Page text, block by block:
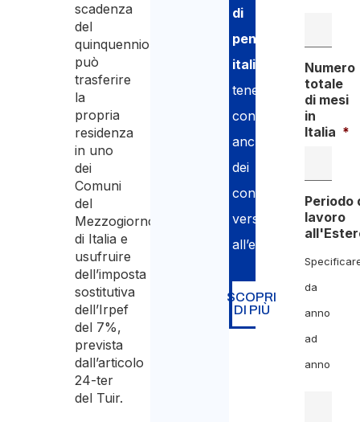
scadenza
del
quinquennio,
può
trasferire
la
propria
residenza
in uno
dei
Comuni
del
Mezzogiorno
di Italia e
usufruire
dell’imposta
sostitutiva
dell’Irpef
del 7%,
prevista
dall’articolo
24-ter
del Tuir.
di
pensione
italiana
tenendo
conto
anche
dei
contributi
versati
all’estero.
SCOPRI
DI PIÙ
Numero
totale
di mesi
in
Italia *
Periodo
lavoro
da
anno
ad
anno